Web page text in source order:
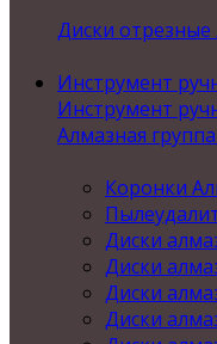
Диски отрезные
Инструмент
Инструмент
Алмазная
Коронки
Диски
Диски
Диски
Диски